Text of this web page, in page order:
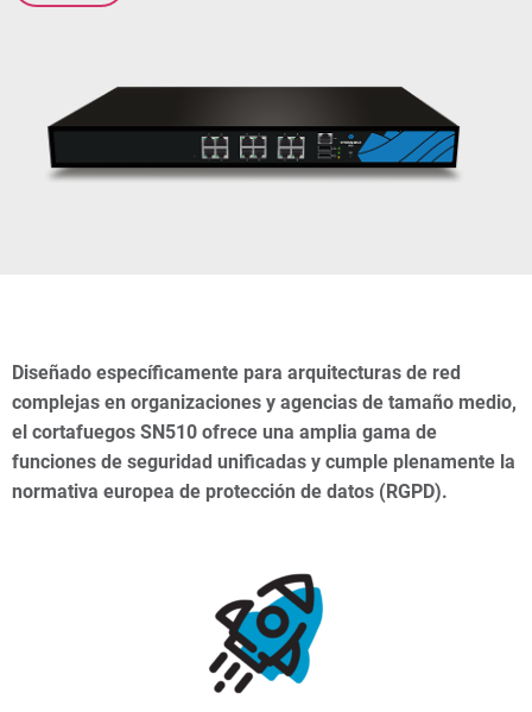
Diseñado específicamente para arquitecturas de red
complejas en organizaciones y agencias de tamaño medio,
el cortafuegos SN510 ofrece una amplia gama de
funciones de seguridad unificadas y cumple plenamente la
normativa europea de protección de datos (RGPD).